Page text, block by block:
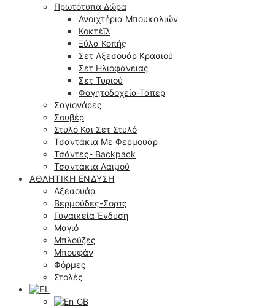
Πρωτότυπα Δώρα
Ανοιχτήρια Μπουκαλιών
Κοκτέϊλ
Ξύλα Κοπής
Σετ Αξεσουάρ Κρασιού
Σετ Ηλιοφάνειας
Σετ Τυριού
Φαγητοδοχεία-Τάπερ
Σαγιονάρες
Σουβέρ
Στυλό Και Σετ Στυλό
Τσαντάκια Με Φερμουάρ
Τσάντες- Backpack
Τσαντάκια Λαιμού
ΑΘΛΗΤΙΚΉ ΈΝΔΥΣΗ
Αξεσουάρ
Βερμούδες-Σορτς
Γυναικεία Ένδυση
Μαγιό
Μπλούζες
Μπουφάν
Φόρμες
Στολές